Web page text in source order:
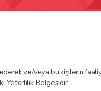
ve/veya bu kişilerin
Yeterlilik Belgesidir.